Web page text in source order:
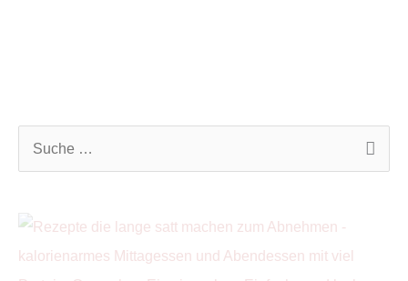
u
h
e